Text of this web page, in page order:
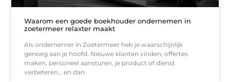
Waarom een goede boekhouder ondernemen in
zoetermeer relaxter maakt
Als ondernemer in Zoetermeer heb je waarschijnlijk
genoeg aan je hoofd. Nieuwe klanten vinden, offertes
maken, personeel aansturen, je product of dienst
verbeteren… en dan